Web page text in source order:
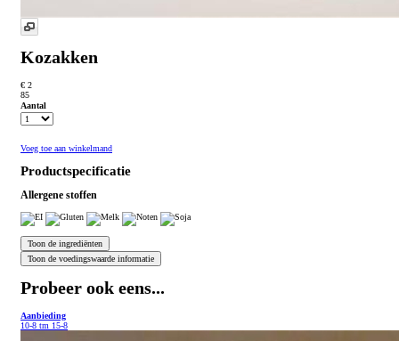
Kozakken
€ 2
85
Aantal
Voeg toe aan winkelmand
Productspecificatie
Allergene stoffen
Probeer ook eens...
Aanbieding
10-8 tm 15-8